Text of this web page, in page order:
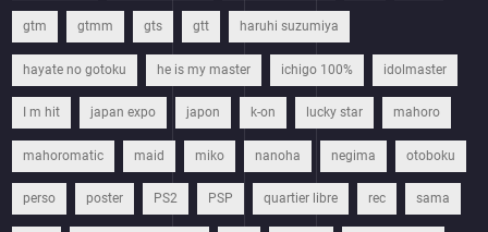
gtm gtmm gts gtt haruhi suzumiya
hayate no gotoku he is my master ichigo 100% idolmaster
I m hit japan expo japon k-on lucky star mahoro
mahoromatic maid miko nanoha negima otoboku
perso poster PS2 PSP quartier libre rec sama